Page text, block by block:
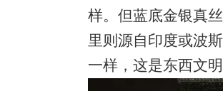
样。但蓝底金银真
里则源自印度或波
一样，这是东西文